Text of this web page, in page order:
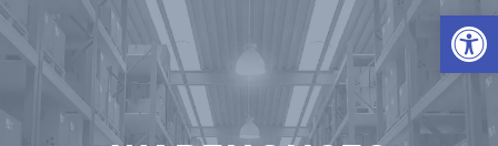
פתח סרגל נגישות